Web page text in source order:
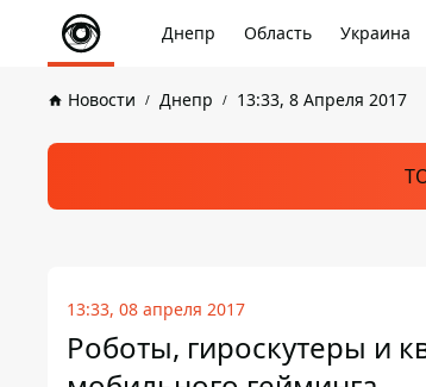
Днепр Область Украина
Новости Днепр 13:33, 8 Апреля 2017
13:33, 08 апреля 2017
Роботы, гироскутеры и